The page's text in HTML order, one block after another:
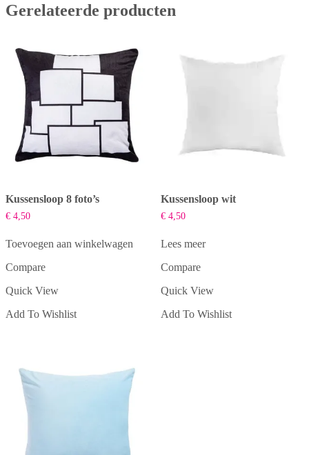
Gerelateerde producten
Kussensloop 8 foto’s
€ 4,50
Toevoegen aan winkelwagen
Compare
Quick View
Add To Wishlist
Kussensloop wit
€4,50
Lees meer
Compare
Quick View
Add To Wishlist